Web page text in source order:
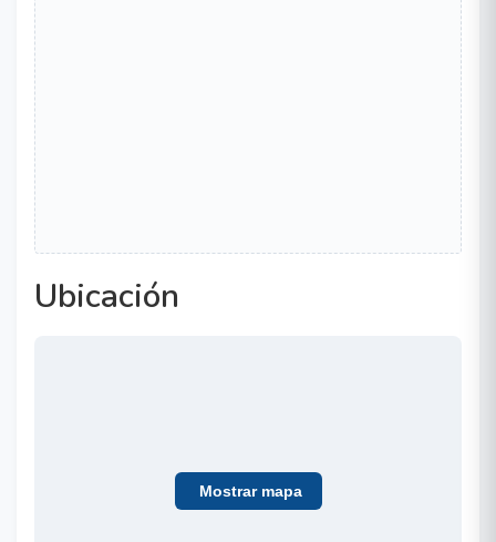
Ubicación
Mostrar mapa